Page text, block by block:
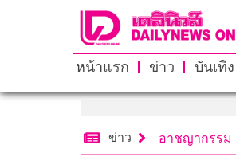
หน้าแรก ข่าว บันเทิง
ข่าว อาชญากรรม